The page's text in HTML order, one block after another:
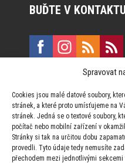
Spravovat
Cookies jsou malé datové soubory,
stránek, a které proto umísťujeme na
stránek. Jedná se o textové soubory,
počítač nebo mobilní zařízení v
Stránky si tak na určitou dobu
provedli. Tyto údaje tedy nemusíte
přechodem mezi jednotlivými sekcemi
BUĎTE V KONTAKTU
Vinohradská 190, 130 00
Za publikovaný obsah